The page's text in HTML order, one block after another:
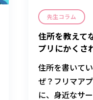
先生コラム
住所を教えて
プリにかくさ
住所を書いて
ぜ？フリマア
に、身近なサ